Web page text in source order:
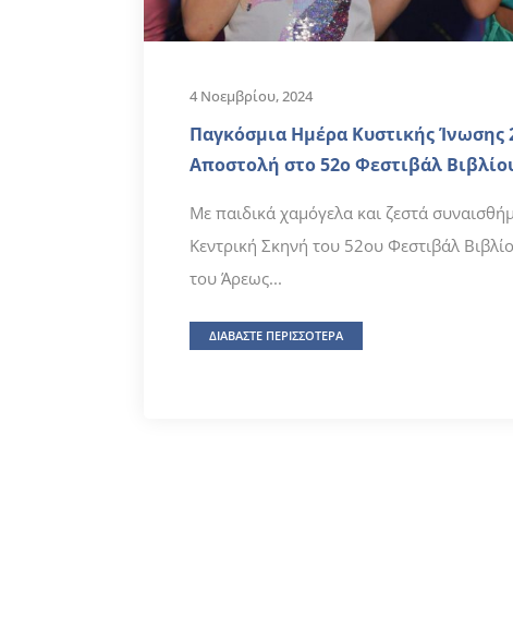
4 Νοεμβρίου, 2024
Παγκόσμια Ημέρα Κυστικής Ίνωσης
Αποστολή στο 52ο Φεστιβάλ
Με παιδικά χαμόγελα και ζεστά
Κεντρική Σκηνή του 52ου Φεστιβάλ
του Άρεως...
ΔΙΑΒΑΣΤΕ ΠΕΡΙΣΣΟΤΕΡΑ